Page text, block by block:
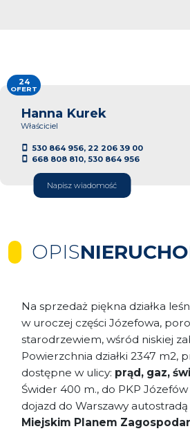
Hanna Kurek
Właściciel
530 864 956, 22 206 39 00
668 808 810, 530 864 956
Napisz wiadomość
24
OFERT
OPIS
Na sprzedaż piękna działka
w uroczej części Józefowa,
starodrzewiem, wśród niskiej
Powierzchnia działki 2347 m2,
dostępne w ulicy: prąd, gaz,
Świder 400 m., do PKP
dojazd do Warszawy
Miejskim Planem